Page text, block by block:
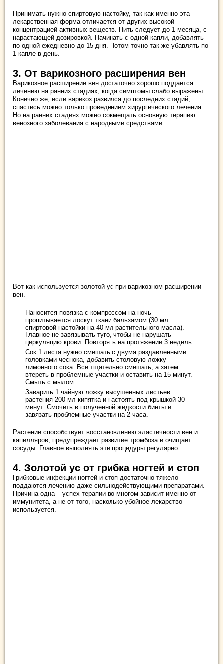
Принимать нужно спиртовую настойку, так как именно эта
лекарственная форма отличается от других высокой
концентрацией активных веществ. Пить следует до 1 месяца, с
нарастающей дозировкой. Начинать с одной капли, добавлять
по одной ежедневно до 15 дня. Потом точно так же убавлять по
1 капле в день.
3. От варикозного расширения вен
Варикозное расширение вен достаточно хорошо поддается
лечению на ранних стадиях, когда симптомы слабо выражены.
Конечно же, если варикоз развился до последних стадий,
спастись можно только проведением хирургического лечения.
Но на ранних стадиях можно совмещать основную терапию
венозного заболевания с народными средствами.
Вот как используется золотой ус при варикозном расширении
вен.
Наносится повязка с компрессом на ночь –
пропитывается лоскут ткани бальзамом (30 мл
спиртовой настойки на 40 мл растительного масла).
Главное не завязывать туго, чтобы не нарушать
циркуляцию крови. Повторять на протяжении 3 недель.
Сок 1 листа нужно смешать с двумя раздавленными
головками чеснока, добавить столовую ложку
лимонного сока. Все тщательно смешать, а затем
втереть в проблемные участки и оставить на 15 минут.
Смыть с мылом.
Заварить 1 чайную ложку высушенных листьев
растения 200 мл кипятка и настоять под крышкой 30
минут. Смочить в полученной жидкости бинты и
завязать проблемные участки на 2 часа.
Растение способствует восстановлению эластичности вен и
капилляров, предупреждает развитие тромбоза и очищает
сосуды. Главное выполнять эти процедуры регулярно.
4. Золотой ус от грибка ногтей и стоп
Грибковые инфекции ногтей и стоп достаточно тяжело
поддаются лечению даже сильнодействующими препаратами.
Причина одна – успех терапии во многом зависит именно от
иммунитета, а не от того, насколько убойное лекарство
используется.